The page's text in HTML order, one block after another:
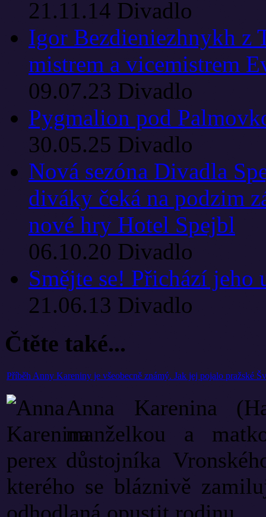
21.11.14 Divadlo
Igor Bezdieniezhnykh z
mistrem a vicemistrem
09.07.23 Divadlo
Pygmalion pod
30.05.25 Divadlo
Nová sezóna Divadla
diváky čeká na podzim
nové hry Hotel Spejbl
06.10.20 Divadlo
Smějte se! Přichází jeho
21.06.13 Divadlo
Čtěte také...
Příběh Anny Kareniny je všeobecně známý. Jak jej pojalo pražské
Anna Karenina
manželkou a
důstojníka
kterého se bláznivě